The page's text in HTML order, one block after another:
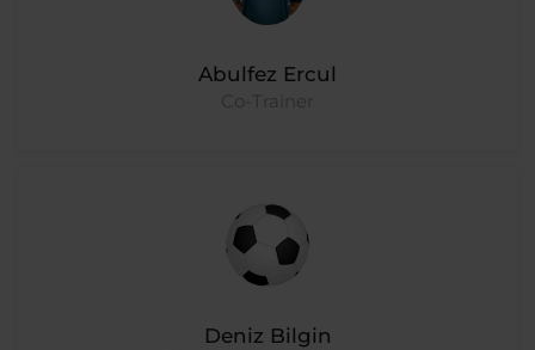
Abulfez Ercul
Co-Trainer
Deniz Bilgin